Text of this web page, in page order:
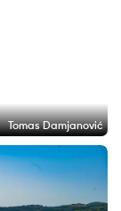
Tomas Damjanović